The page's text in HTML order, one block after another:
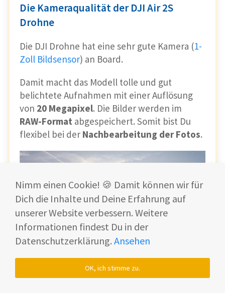
Die Kameraqualität der DJI Air 2S
Drohne
Die DJI Drohne hat eine sehr gute Kamera (1-
Zoll Bildsensor) an Board.
Damit macht das Modell tolle und gut
belichtete Aufnahmen mit einer Auflösung
von 20 Megapixel. Die Bilder werden im
RAW-Format abgespeichert. Somit bist Du
flexibel bei der Nachbearbeitung der Fotos.
Nimm einen Cookie! 🍪 Damit können wir für
Dich die Inhalte und Deine Erfahrung auf
unserer Website verbessern. Weitere
Informationen findest Du in der
Datenschutzerklärung. Ansehen
OK, ich stimme zu.